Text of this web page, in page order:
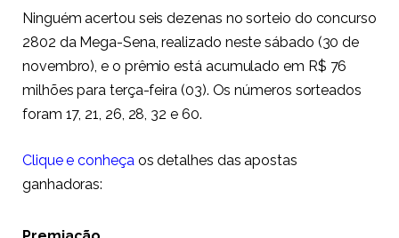
Ninguém acertou seis dezenas no sorteio do concurso
2802 da Mega-Sena, realizado neste sábado (30 de
novembro), e o prêmio está acumulado em R$ 76
milhões para terça-feira (03). Os números sorteados
foram 17, 21, 26, 28, 32 e 60.
Clique e conheça os detalhes das apostas
ganhadoras: